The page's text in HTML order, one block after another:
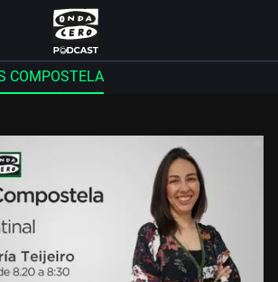
COMPOSTELA